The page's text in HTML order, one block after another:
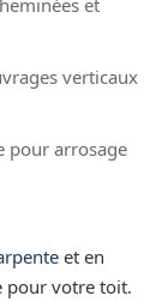
verticaux
pour arrosage
et en
pour votre toit.